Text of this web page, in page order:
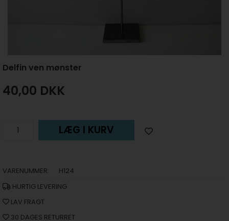
Delfin ven mønster
40,00 DKK
LÆG I KURV
VARENUMMER:
H124
HURTIG LEVERING
LAV FRAGT
30 DAGES RETURRET